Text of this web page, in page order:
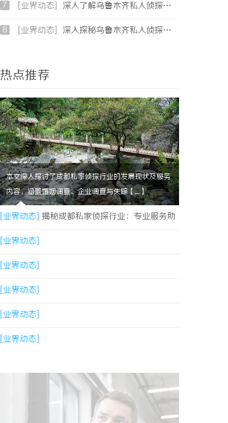
7 [业界动态] 深入了解乌鲁木齐私人侦探服务的专业性与应用领域
8 [业界动态] 深入探秘乌鲁木齐私人侦探行业的现状与未来发展趋势
热点推荐
本文深入探讨了成都私家侦探行业的发展现状及服务
内容，涵盖婚姻调查、企业调查与失踪【....】
[业界动态] 揭秘成都私家侦探行业：专业服务助
力城市安宁
[业界动态]
[业界动态]
[业界动态]
[业界动态]
[业界动态]